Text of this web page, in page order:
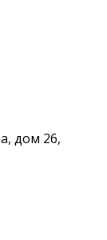
дом 26,